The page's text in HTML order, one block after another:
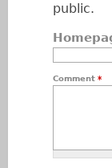
public.
Comment *